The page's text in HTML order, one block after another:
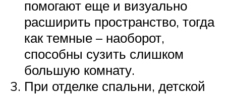
помогают еще и визуально
расширить пространство, тогда
как темные – наоборот,
способны сузить слишком
большую комнату.
При отделке спальни, детской